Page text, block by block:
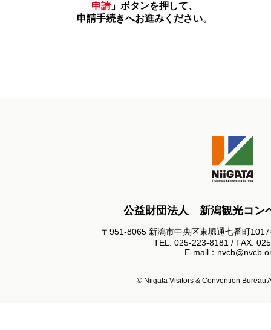
申請」ボタンを押して、
申請手続きへお進みください。
公益財団法人 新潟観光コン
〒951-8065 新潟市中央区東堀通七番町
TEL. 025-223-8181 / FAX.
E-mail：
© Niigata Visitors & Convention Bureau